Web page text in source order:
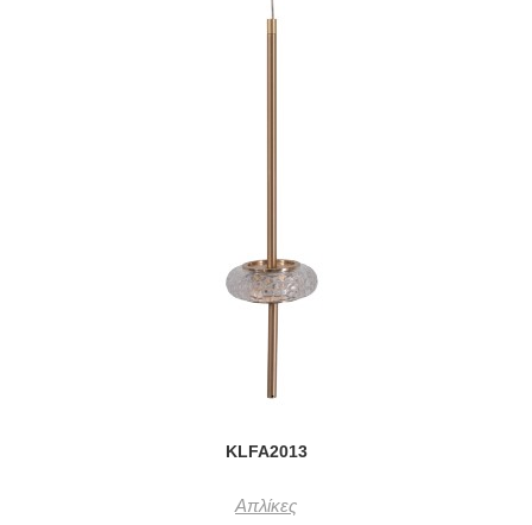
KLFA2013
Απλίκες